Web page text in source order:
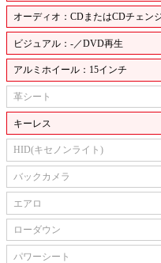
オーディオ：CDまたはCDチェン
ビジュアル：-／DVD再生
アルミホイール：15インチ
革シート
キーレス
HID(キセノンライト)
バックカメラ
エアロ
ローダウン
パワーシート